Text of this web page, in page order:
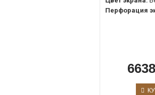
Перфорация